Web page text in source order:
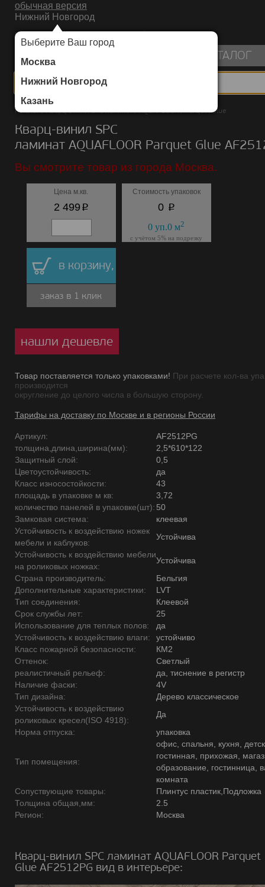
обычная версия
Нижний Новгород
Выберите Ваш город
Москва
Нижний Новгород
Казань
ИНТЕРНЕТ-МАГАЗИН НАПОЛЬНЫХ ПОКРЫТИЙ
КАТАЛОГ
Каталог/Кварц-винил SPC ламинат/AQUAFLOOR/Parquet Glue
Кварц-винил SPC
ламинат AQUAFLOOR Parquet Glue
Вы смотрите товар из города Москва.
Цена м.кв.
2 499 p
Стоимость упаковок
0 p
0 уп.0 м2
с учётом 5% на подрезку
в корзину,
заказ в 1 клик
нашли дешевле
Товар поставляется только упаковками! При расчете кол-ва
производится
округление до целого числа в большую сторону.
Тарифы на доставку по Москве и в регионы России
Артикул:
AF2512PG
толщина,длина,ширина(мм):
2,5*610*122
Защитный слой:
0,5
Цветоустойчивость:
да
Класс износостойкости:
43
площадь в упаковке м кв:
3,72
количество панелей в упаковке(шт): 50
Замковая система:
клеевая
Устойчивость к воздействию ножек
мебели и каблуков:
Устойчива
Устойчивость к воздействию мебели
на роликовых ножках:
Устойчива
Страна производитель:
Бельгия
Дополнительные характеристики:
LVT
Тип соединения:
Клеевой
Срок службы лет:
25
Использование для теплых полов:
да
Устойчивость к воздействию влаги:
устойчиво
Класс пожарной безопасности:
КМ2
Оттенок:
Светлый
реалистичный рельеф:
да, тиснение в регистр
Наличие фаски:
4V
Тип дизайна:
Дерево классическое
Устойчивость к воздействию
роликовых кресел(ISO 4918):
Да
Норма отпуска:
упаковка
Тип помещения:
офис, спальня, кухня,
гостинная, прихожая,
образование, гостинница,
комната
Сопуствующие товары:
Плинтус пластик,Подложка
Толщина общая,мм:
2.5
Регион:
Москва
Кварц-винил SPC ламинат AQUAFLOOR Parquet
Glue AF2512PG вид в интерьере: